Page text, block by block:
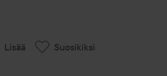
Lisää Suosikiksi